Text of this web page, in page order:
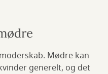
Mødre kan
generelt, og det